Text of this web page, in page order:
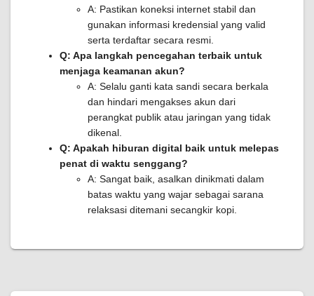
A: Pastikan koneksi internet stabil dan
gunakan informasi kredensial yang valid
serta terdaftar secara resmi.
Q: Apa langkah pencegahan terbaik untuk
menjaga keamanan akun?
A: Selalu ganti kata sandi secara berkala
dan hindari mengakses akun dari
perangkat publik atau jaringan yang tidak
dikenal.
Q: Apakah hiburan digital baik untuk melepas
penat di waktu senggang?
A: Sangat baik, asalkan dinikmati dalam
batas waktu yang wajar sebagai sarana
relaksasi ditemani secangkir kopi.